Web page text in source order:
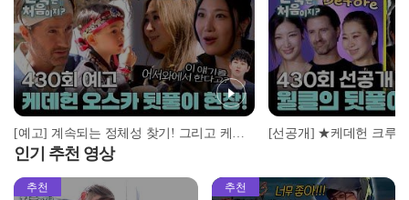
[예고] 계속되는 정체성 찾기! 그리고 케데헌 주역들의 오스카 뒷풀이 대공개
인기 추천 영상
추천 추천